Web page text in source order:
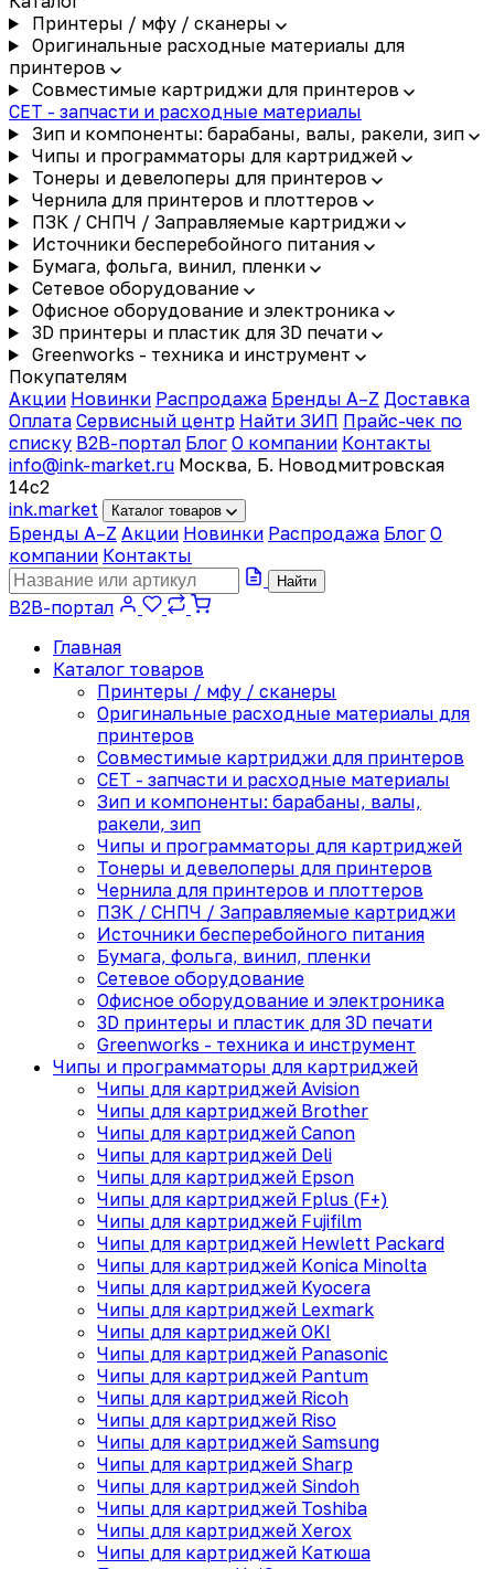
Принтеры / мфу / сканеры
Оригинальные расходные материалы для
принтеров
Совместимые картриджи для принтеров
CET - запчасти и расходные материалы
Зип и компоненты: барабаны, валы, ракели, зип
Чипы и программаторы для картриджей
Тонеры и девелоперы для принтеров
Чернила для принтеров и плоттеров
ПЗК / СНПЧ / Заправляемые картриджи
Источники бесперебойного питания
Бумага, фольга, винил, пленки
Сетевое оборудование
Офисное оборудование и электроника
3D принтеры и пластик для 3D печати
Greenworks - техника и инструмент
Покупателям
Акции Новинки Распродажа Бренды A–Z Доставка
Оплата Сервисный центр Найти ЗИП Прайс-чек по
списку B2B-портал Блог О компании Контакты
info@ink-market.ru Москва, Б. Новодмитровская
14с2
ink.market Каталог товаров
Бренды A–Z Акции Новинки Распродажа Блог О
компании Контакты
Найти
B2B-портал
Главная
Каталог товаров
Принтеры / мфу / сканеры
Оригинальные расходные материалы для
принтеров
Совместимые картриджи для принтеров
CET - запчасти и расходные материалы
Зип и компоненты: барабаны, валы,
ракели, зип
Чипы и программаторы для картриджей
Тонеры и девелоперы для принтеров
Чернила для принтеров и плоттеров
ПЗК / СНПЧ / Заправляемые картриджи
Источники бесперебойного питания
Бумага, фольга, винил, пленки
Сетевое оборудование
Офисное оборудование и электроника
3D принтеры и пластик для 3D печати
Greenworks - техника и инструмент
Чипы и программаторы для картриджей
Чипы для картриджей Avision
Чипы для картриджей Brother
Чипы для картриджей Canon
Чипы для картриджей Deli
Чипы для картриджей Epson
Чипы для картриджей Fplus (F+)
Чипы для картриджей Fujifilm
Чипы для картриджей Hewlett Packard
Чипы для картриджей Konica Minolta
Чипы для картриджей Kyocera
Чипы для картриджей Lexmark
Чипы для картриджей OKI
Чипы для картриджей Panasonic
Чипы для картриджей Pantum
Чипы для картриджей Ricoh
Чипы для картриджей Riso
Чипы для картриджей Samsung
Чипы для картриджей Sharp
Чипы для картриджей Sindoh
Чипы для картриджей Toshiba
Чипы для картриджей Xerox
Чипы для картриджей Катюша